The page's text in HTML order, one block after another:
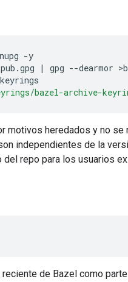
-y
| gpg --dearmor
bazel-archive-
motivos heredados y no
independientes de la
del repo para los usuarios
de Bazel como